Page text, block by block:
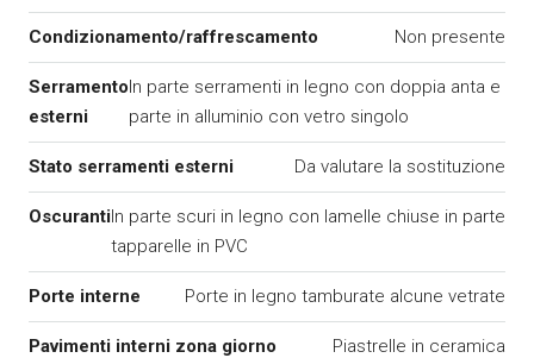
Condizionamento/raffrescamento Non presente
Serramento
esterni
In parte serramenti in legno con doppia anta e
parte in alluminio con vetro singolo
Stato serramenti esterni Da valutare la sostituzione
OscurantiIn parte scuri in legno con lamelle chiuse in parte
tapparelle in PVC
Porte interne Porte in legno tamburate alcune vetrate
Pavimenti interni zona giorno Piastrelle in ceramica